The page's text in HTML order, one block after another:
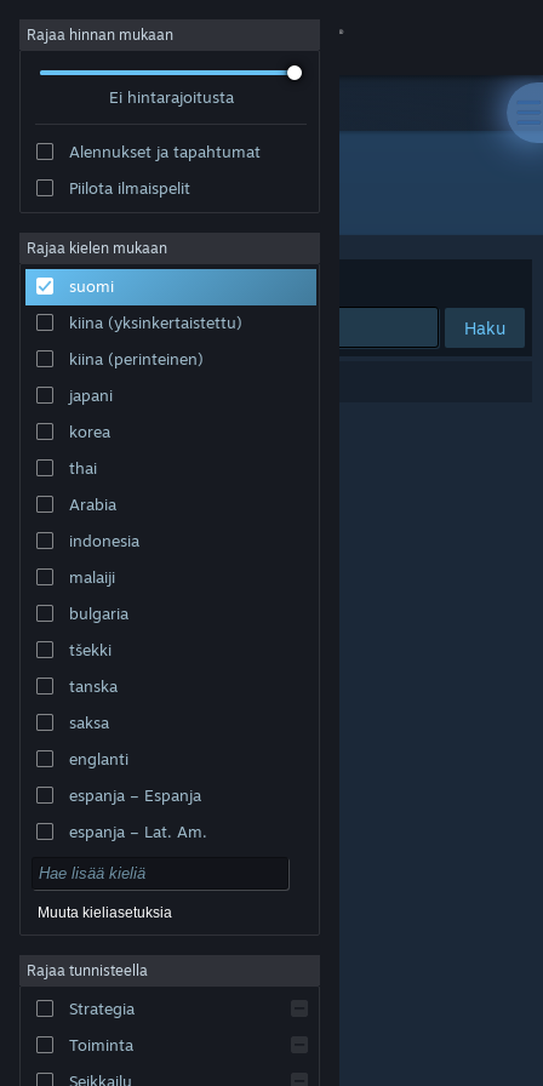
Kirjaudu sisään
Tietoa
Tuki
Vaihda kieli
Hanki Steam-mobiilisovellus
Näytä työpöytäsivusto
© Valve Corporation. Kaikki oikeudet pidätetään. Kaikki
Yhdysvalloissa ja kaikkialla maailmassa.
Helppokäyttötoiminnot
Hyvitykset|Evästeet
Rajaa hinnan mukaan
Ei hintarajoitusta
Alennukset ja tapahtumat
Piilota ilmaispelit
Rajaa kielen mukaan
suomi
kiina (yksinkertaistettu)
kiina (perinteinen)
japani
korea
thai
Arabia
indonesia
malaiji
bulgaria
tšekki
tanska
saksa
englanti
espanja – Espanja
espanja – Lat. Am.
Muuta kieliasetuksia
Rajaa tunnisteella
Strategia
Toiminta
Seikkailu
Kehittäjä: IceFury
Järjestelyperuste
Haku